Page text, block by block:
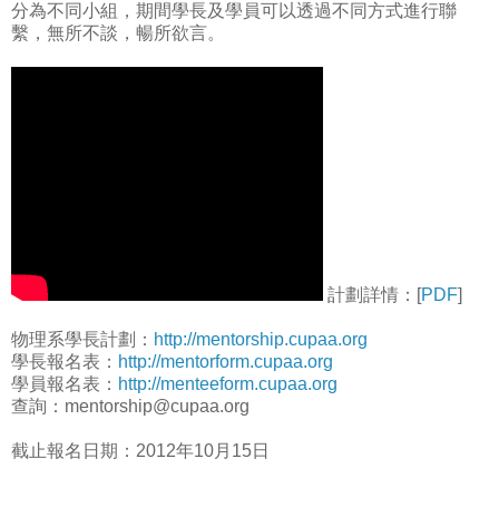
分為不同小組，期間學長及學員可以透過不同方式進行聯
繫，無所不談，暢所欲言。
計劃詳情：[PDF]
物理系學長計劃： http://mentorship.cupaa.org
學長報名表： http://mentorform.cupaa.org
學員報名表： http://menteeform.cupaa.org
查詢：mentorship@cupaa.org
截止報名日期：2012年10月15日